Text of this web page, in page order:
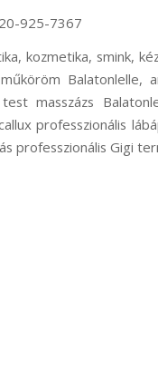
925-7367
kozmetika, smink,
Balatonlelle,
masszázs
professzionális
professzionális Gigi